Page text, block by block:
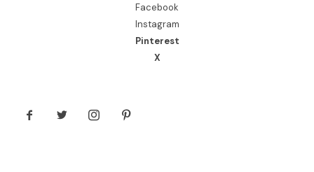
Facebook
Instagram
Pinterest
X